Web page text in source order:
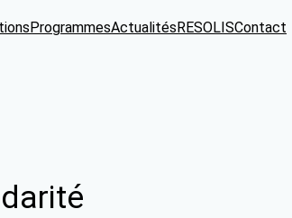
ProgrammesActualitésRESOLISContact